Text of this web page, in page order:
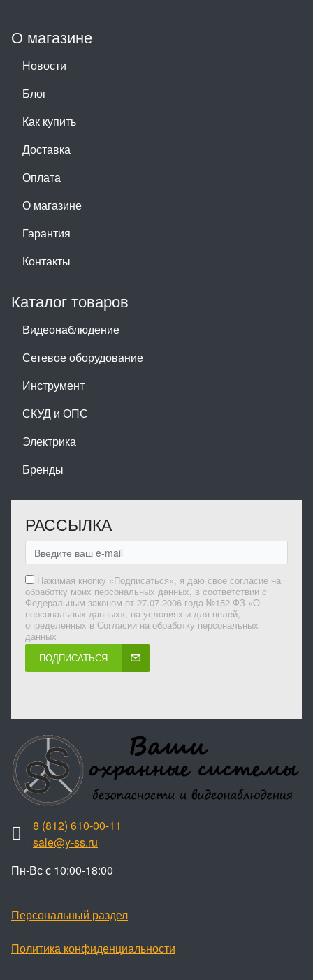
О магазине
Новости
Блог
Как купить
Доставка
Оплата
О магазине
Гарантия
Контакты
Каталог товаров
Видеонаблюдение
Сетевое оборудование
Инструмент
СКУД и ОПС
Электрика
Бренды
РАССЫЛКА
Нажимая кнопку «Подписаться», я даю свое согласие на
обработку моих персональных данных, в соответствии с
Федеральным законом от 27.07.2006 года №152-ФЗ «О
персональных данных», на условиях и для целей,
определенных в Согласии на обработку персональных
данных
ПОДПИСАТЬСЯ
8 (812) 610-00-11
sale@y-ss.ru
Пн-Вс с 10:00-18:00
Персональный раздел
Политика конфиденциальности